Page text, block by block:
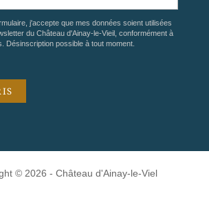
j'accepte que mes données soient utilisées
du Château d'Ainay-le-Vieil, conformément à
. Désinscription possible à tout moment.
© 2026 - Château d'Ainay-le-Viel